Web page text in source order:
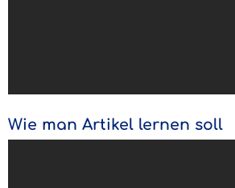
Wie man Artikel lernen soll